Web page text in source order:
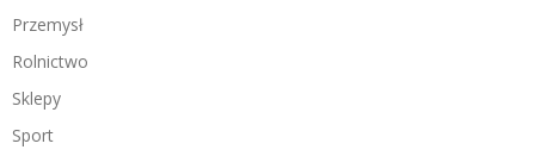
Przemysł
Rolnictwo
Sklepy
Sport